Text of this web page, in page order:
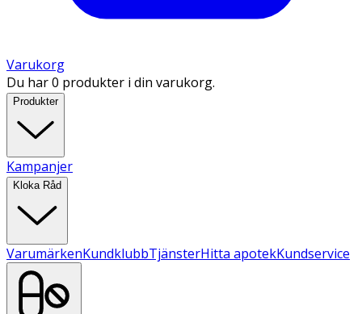
Varukorg
Du har 0 produkter i din varukorg.
Produkter
Kampanjer
Kloka Råd
VarumärkenKundklubbTjänsterHitta apotekKundservice